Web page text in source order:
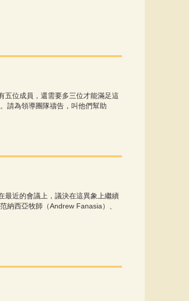
五位成員，還需要多三位才能滿足這
請為領導團隊禱告，叫他們幫助
最近的會議上，議決在這異象上繼續
納西亞牧師（Andrew Fanasia）、